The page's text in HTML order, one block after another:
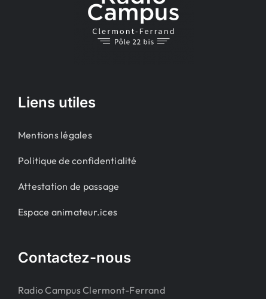
Liens utiles
Mentions légales
Politique de confidentialité
Attestation de passage
Espace animateur.ices
Contactez-nous
Radio Campus Clermont-Ferrand